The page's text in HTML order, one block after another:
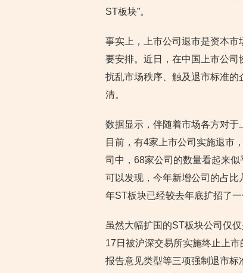
ST板块”。
事实上，上市公司退市是资本
要安排。近日，在中国上市公
扰乱市场秩序、触及退市标准的
清。
数据显示，伴随着市场各方对于
目前，有4家上市公司实施退市
司中，68家公司的数量看起来
可以发现，今年新增公司的占比
年ST板块已经较去年底扩招了一
虽然大幅扩围的ST板块公司仅
17日被沪深交易所实施终止上
报告意见类型等三项强制退市